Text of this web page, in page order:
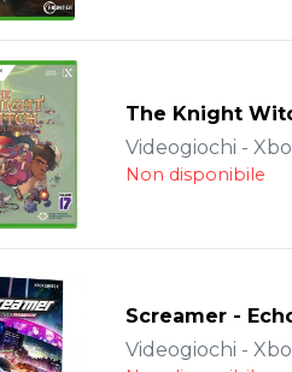
The Knight
Videogiochi -
Non disponibile
Screamer -
Videogiochi -